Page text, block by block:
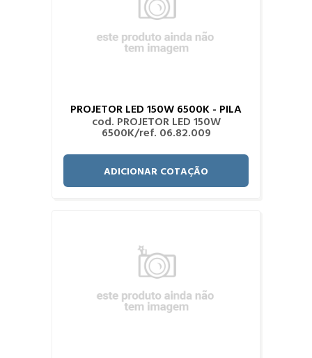
PROJETOR LED 150W 6500K - PILA
cod. PROJETOR LED 150W
6500K/ref. 06.82.009
ADICIONAR COTAÇÃO